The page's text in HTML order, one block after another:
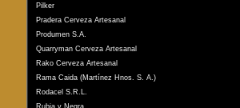
Pilker
Pradera Cerveza Artesanal
Produmen S.A.
Quarryman Cerveza Artesanal
Rako Cerveza Artesanal
Rama Caida (Martínez Hnos. S. A.)
Rodacel S.R.L.
Rubia y Negra